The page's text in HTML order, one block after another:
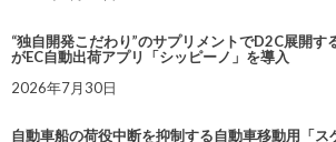
“独自開発こだわり”のサプリメントでD2C展開す
がEC自動出荷アプリ「シッピーノ」を導入
2026年7月30日
自動車船の荷役中断を抑制する自動車移動用「ス